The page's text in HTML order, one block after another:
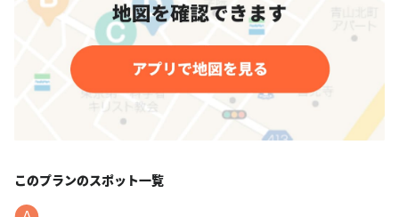
このプランのスポット一覧